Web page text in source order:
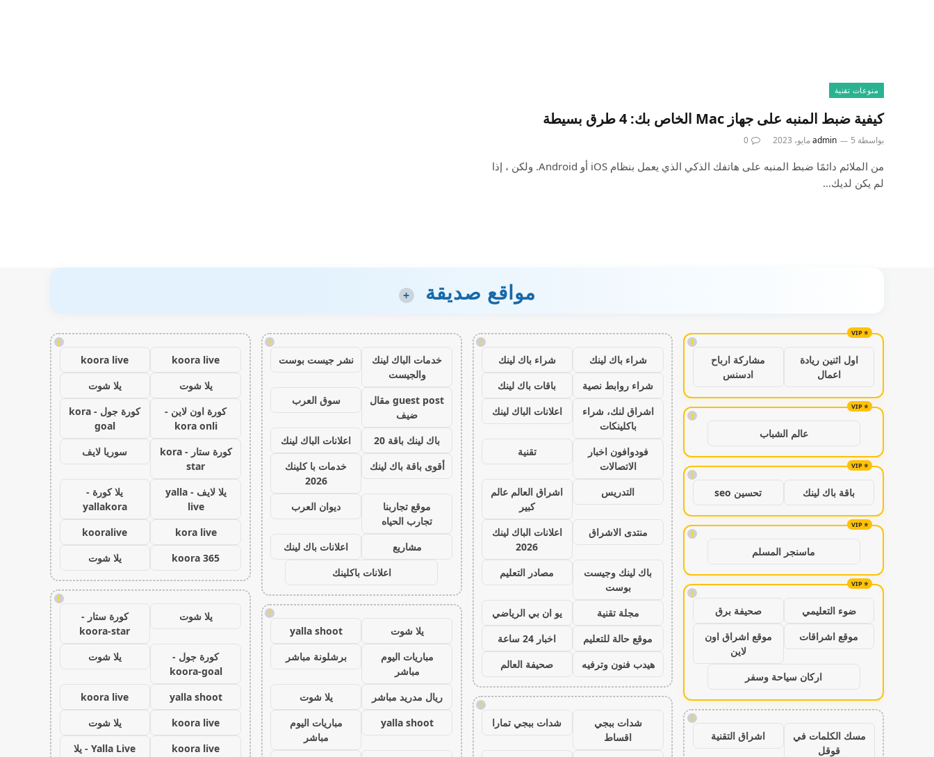
منوعات تقنية
كيفية ضبط المنبه على جهاز Mac الخاص بك: 4 طرق بسيطة
بواسطة admin 5 مايو، 2023 0
من الملائم دائمًا ضبط المنبه على هاتفك الذكي الذي يعمل بنظام iOS أو Android. ولكن ، إذا
لم يكن لديك…
مواقع صديقة +
!
اول اثنين ريادة
اعمال
مشاركة ارباح
ادسنس
!
عالم الشباب
!
باقة باك لينك تحسين seo
!
ماسنجر المسلم
!
ضوء التعليمي
صحيفة برق
موقع اشراقات
موقع اشراق اون
لاين
اركان سياحة وسفر
!
مسك الكلمات في
قوقل
اشراق التقنية
!
شراء باك لينك
شراء باك لينك
شراء روابط نصية
باقات باك لينك
اشراق لنك، شراء
باكلينكات
اعلانات الباك لينك
فودوافون اخبار
الاتصالات
تقنية
التدريس
اشراق العالم عالم
كبير
منتدى الاشراق
اعلانات الباك لينك
2026
باك لينك وجيست
بوست
مصادر التعليم
مجلة تقنية
يو ان بي الرياضي
موقع حالة للتعليم
اخبار 24 ساعة
هيدب فنون وترفيه
صحيفة العالم
!
شدات ببجي
اقساط
شدات ببجي تمارا
!
خدمات الباك لينك
والجيست
نشر جيست بوست
guest post مقال
ضيف
سوق العرب
باك لينك باقة 20
اعلانات الباك لينك
أقوى باقة باك لينك
خدمات با كلينك
2026
موقع تجاربنا
تجارب الحياه
ديوان العرب
مشاريع
اعلانات باك لينك
اعلانات باكلينك
!
يلا شوت
yalla shoot
مباريات اليوم
مباشر
برشلونة مباشر
ريال مدريد مباشر
يلا شوت
yalla shoot
مباريات اليوم
مباشر
!
koora live
koora live
يلا شوت
يلا شوت
كورة اون لاين -
kora onli
كورة جول - kora
goal
كورة ستار - kora
star
سوريا لايف
يلا لايف - yalla
live
يلا كورة -
yallakora
kora live
kooralive
koora 365
يلا شوت
!
يلا شوت
كورة ستار -
koora-star
كورة جول -
koora-goal
يلا شوت
yalla shoot
koora live
koora live
يلا شوت
koora live
Yalla Live - يلا